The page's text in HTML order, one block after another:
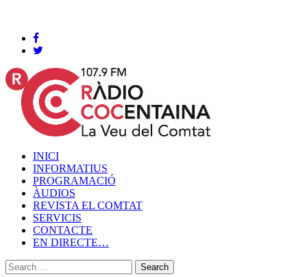
INICI
INFORMATIUS
PROGRAMACIÓ
ÀUDIOS
REVISTA EL COMTAT
SERVICIS
CONTACTE
EN DIRECTE…